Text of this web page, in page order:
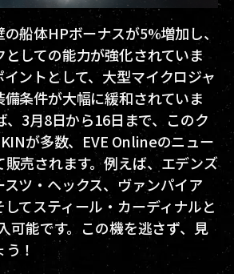
船体HPボーナスが5%増加し、
しての能力が強化されていま
ントとして、大型マイクロジャ
条件が大幅に緩和されていま
、3月8日から16日まで、このク
が多数、EVE Onlineのニュー
売されます。例えば、エデンズ
ツ・ヘックス、ヴァンパイア
てスティール・カーディナルと
可能です。この機を逃さず、見
う！